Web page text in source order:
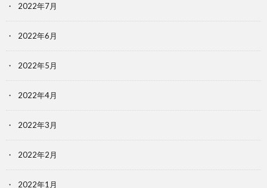
2022年7月
2022年6月
2022年5月
2022年4月
2022年3月
2022年2月
2022年1月